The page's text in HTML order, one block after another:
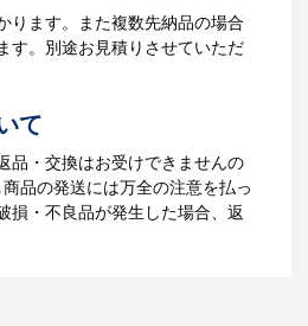
ータのご入稿後
ます。
庫がある場合、3
ります。
イドをもっとみる
ります。また複数先納品の場合
す。別途お見積りさせていただ
て
品・交換はお受けできませんの
品の発送には万全の注意を払っ
損・不良品が発生した場合、返